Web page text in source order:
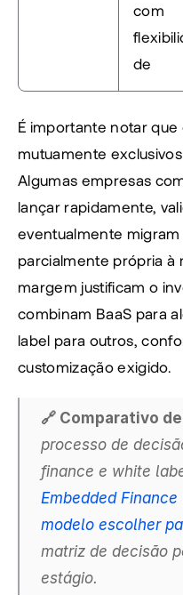
com
de
É importante notar
mutuamente
Algumas empresas
lançar rapidamente,
eventualmente
parcialmente própria à
margem justificam o
combinam BaaS para
label para outros,
customização exigido.
🔗 Comparativo
processo de
finance e white
Embedded
modelo escolher
matriz de decisão
estágio.